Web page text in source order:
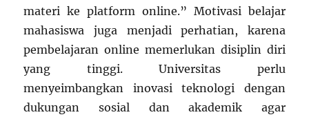
materi ke platform online.” Motivasi belajar
mahasiswa juga menjadi perhatian, karena
pembelajaran online memerlukan disiplin diri
yang tinggi. Universitas perlu
menyeimbangkan inovasi teknologi dengan
dukungan sosial dan akademik agar